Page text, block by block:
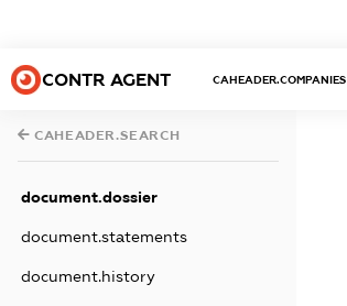
CONTR AGENT CAHEADER.COMPANIES
CAHEADER.SEARCH
document.dossier
document.statements
document.history